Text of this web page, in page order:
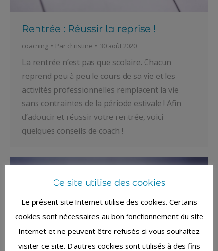
Rentrée : Réussir la reprise !
coaching Par christine 30 août 2020
La rentrée n’est pas que scolaire. Chacun
reprend peu à peu le cours de sa vie et les
activités professionnelles remplacent la vie
sans contraintes de la période estivale ! Afin
d’adoucir et réussir votre rentrée, voici
quelques conseils de coach !
Ce site utilise des cookies
Le présent site Internet utilise des cookies. Certains
cookies sont nécessaires au bon fonctionnement du site
Internet et ne peuvent être refusés si vous souhaitez
visiter ce site. D'autres cookies sont utilisés à des fins